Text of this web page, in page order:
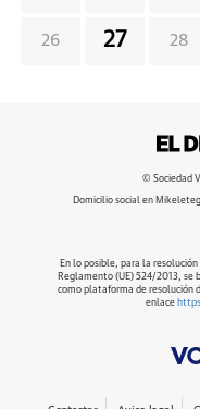
26 27 28
© Sociedad
Domicilio social en
En lo posible, para la
Reglamento (UE) 524/2013, se
como plataforma de resolución
enlace